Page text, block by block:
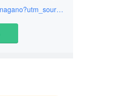
https://www.instagram.com/the_local_nagano?utm_source=ig_web_button_share_sheet&igsh=ZDNlZDc0MzIxNw==